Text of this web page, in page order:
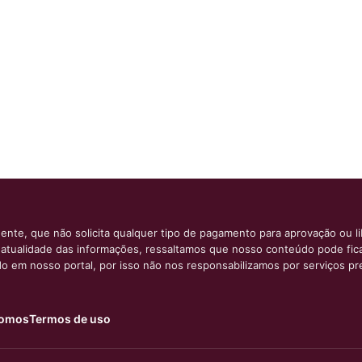
que não solicita qualquer tipo de pagamento para aprovação ou
das informações, ressaltamos que nosso conteúdo pode
em nosso portal, por isso não nos responsabilizamos por serviços
Termos de uso